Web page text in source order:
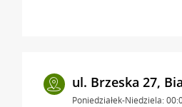
ul. Brzeska 27,
Poniedziałek-Niedziela: